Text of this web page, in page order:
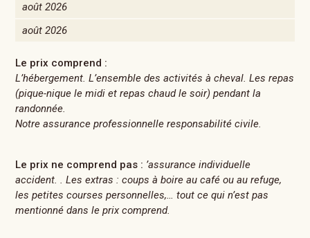
août 2026
août 2026
Le prix comprend :
L’hébergement. L’ensemble des activités à cheval. Les repas
(pique-nique le midi et repas chaud le soir) pendant la
randonnée.
Notre assurance professionnelle responsabilité civile.
Le prix ne comprend pas : ’assurance individuelle
accident. . Les extras : coups à boire au café ou au refuge,
les petites courses personnelles,… tout ce qui n’est pas
mentionné dans le prix comprend.